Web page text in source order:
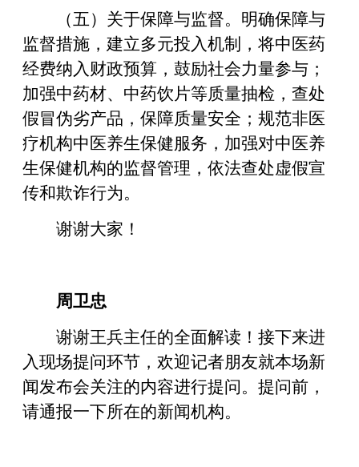
（五）关于保障与监督。明确保障与
监督措施，建立多元投入机制，将中医药
经费纳入财政预算，鼓励社会力量参与；
加强中药材、中药饮片等质量抽检，查处
假冒伪劣产品，保障质量安全；规范非医
疗机构中医养生保健服务，加强对中医养
生保健机构的监督管理，依法查处虚假宣
传和欺诈行为。
谢谢大家！
周卫忠
谢谢王兵主任的全面解读！接下来进
入现场提问环节，欢迎记者朋友就本场新
闻发布会关注的内容进行提问。提问前，
请通报一下所在的新闻机构。